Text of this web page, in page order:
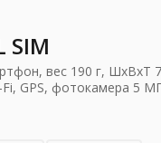
SIM
вес 190 г, ШхВхТ
GPS, фотокамера 5